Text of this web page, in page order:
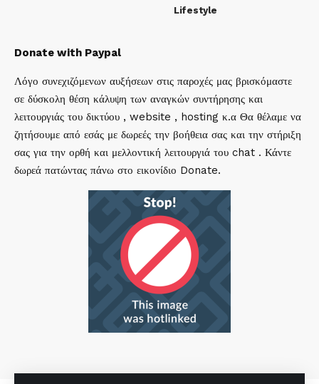
Lifestyle
Donate with Paypal
Λόγο συνεχιζόμενων αυξήσεων στις παροχές μας βρισκόμαστε
σε δύσκολη θέση κάλυψη των αναγκών συντήρησης και
λειτουργιάς του δικτύου , website , hosting κ.α Θα θέλαμε να
ζητήσουμε από εσάς με δωρεές την βοήθεια σας και την στήριξη
σας για την ορθή και μελλοντική λειτουργιά του chat . Κάντε
δωρεά πατώντας πάνω στο εικονίδιο Donate.